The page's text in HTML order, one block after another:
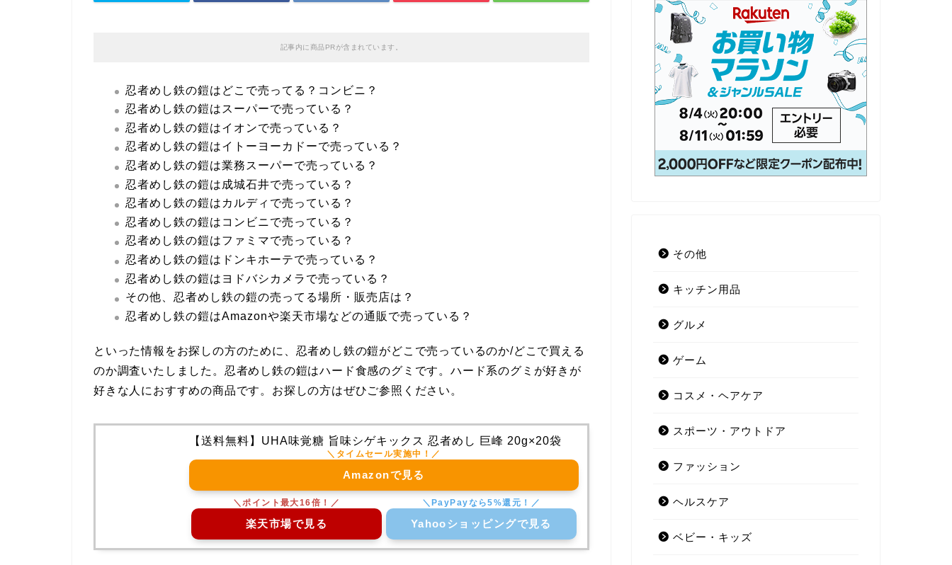
記事内に商品PRが含まれています。
忍者めし鉄の鎧はどこで売ってる？コンビニ？
忍者めし鉄の鎧はスーパーで売っている？
忍者めし鉄の鎧はイオンで売っている？
忍者めし鉄の鎧はイトーヨーカドーで売っている？
忍者めし鉄の鎧は業務スーパーで売っている？
忍者めし鉄の鎧は成城石井で売っている？
忍者めし鉄の鎧はカルディで売っている？
忍者めし鉄の鎧はコンビニで売っている？
忍者めし鉄の鎧はファミマで売っている？
忍者めし鉄の鎧はドンキホーテで売っている？
忍者めし鉄の鎧はヨドバシカメラで売っている？
その他、忍者めし鉄の鎧の売ってる場所・販売店は？
忍者めし鉄の鎧はAmazonや楽天市場などの通販で売っている？
といった情報をお探しの方のために、忍者めし鉄の鎧がどこで売っているのか/どこで買える
のか調査いたしました。忍者めし鉄の鎧はハード食感のグミです。ハード系のグミが好きが
好きな人におすすめの商品です。お探しの方はぜひご参照ください。
【送料無料】UHA味覚糖 旨味シゲキックス 忍者めし 巨峰 20g×20袋
Amazonで見る
楽天市場で見る Yahooショッピングで見る
その他
キッチン用品
グルメ
ゲーム
コスメ・ヘアケア
スポーツ・アウトドア
ファッション
ヘルスケア
ベビー・キッズ